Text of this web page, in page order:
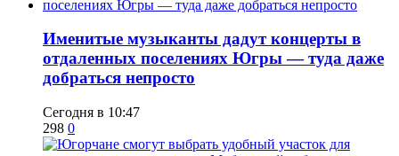
Именитые музыканты дадут концерты в
отдаленных поселениях Югры — туда даже
добраться непросто
Сегодня в 10:47
298 0